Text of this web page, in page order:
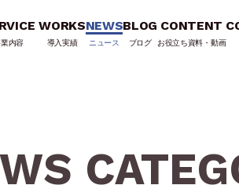
内容
WORKS
導入実績
NEWS
ニュース
BLOG
ブログ
CONTENT
お役立ち資料・動画